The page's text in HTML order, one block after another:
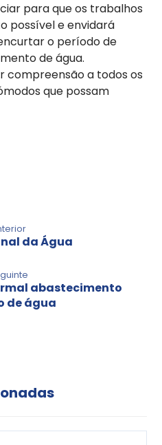
para que os trabalhos
possível e envidará
o período de
de água.
compreensão a todos os
que possam
da Água
abastecimento
de água